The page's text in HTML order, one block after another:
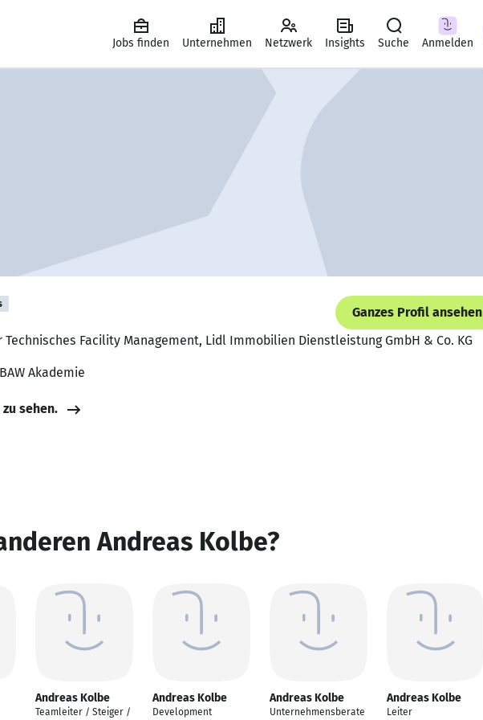
Jobs finden Unternehmen Netzwerk Insights Suche Anmelden
Ganzes Profil ansehen
Facility Management, Lidl Immobilien Dienstleistung GmbH & Co. KG
Akademie
sehen.
Andreas Kolbe?
Andreas Kolbe
Teamleiter / Steiger /
Andreas Kolbe
Development
Andreas Kolbe
Unternehmensberate
Andreas Kolbe
Leiter